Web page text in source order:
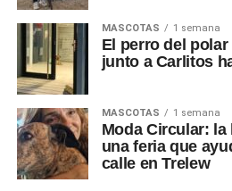
MASCOTAS 1 semana
El perro del
junto a Carlitos
MASCOTAS 1 semana
Moda Circular:
una feria que
calle en Trelew